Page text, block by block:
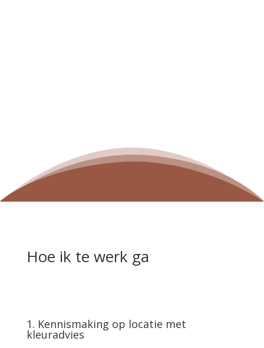
Hoe ik te werk ga
1. Kennismaking op locatie met
kleuradvies